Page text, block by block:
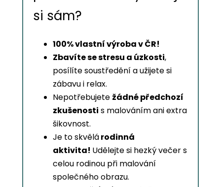
si sám?
100% vlastní výroba v ČR!
Zbavíte se stresu a úzkosti,
posílíte soustředění a užijete si
zábavu i relax.
Nepotřebujete žádné předchozí
zkušenosti s malováním ani extra
šikovnost.
Je to skvělárodinná
aktivita! Udělejte si hezký večer s
celou rodinou při malování
společného obrazu.